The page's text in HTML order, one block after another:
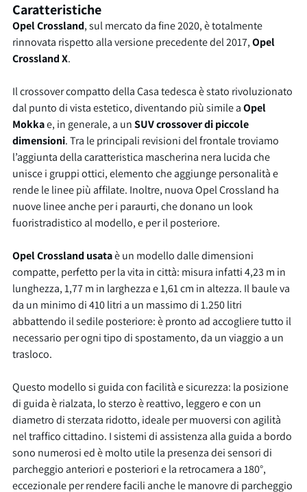
Caratteristiche
Opel Crossland, sul mercato da fine 2020, è totalmente
rinnovata rispetto alla versione precedente del 2017,Opel
Crossland X.
Il crossover compatto della Casa tedesca è stato rivoluzionato
dal punto di vista estetico, diventando più simile aOpel
Mokkae, in generale, a unSUV crossover di piccole
dimensioni. Tra le principali revisioni del frontale troviamo
l’aggiunta della caratteristica mascherina nera lucida che
unisce i gruppi ottici, elemento che aggiunge personalità e
rende le linee più affilate. Inoltre, nuova Opel Crossland ha
nuove linee anche per i paraurti, che donano un look
fuoristradistico al modello, e per il posteriore.
Opel Crossland usataè un modello dalle dimensioni
compatte, perfetto per la vita in città: misura infatti 4,23 m in
lunghezza, 1,77 m in larghezza e 1,61 cm in altezza. Il baule va
da un minimo di 410 litri a un massimo di 1.250 litri
abbattendo il sedile posteriore: è pronto ad accogliere tutto il
necessario per ogni tipo di spostamento, da un viaggio a un
trasloco.
Questo modello si guida con facilità e sicurezza: la posizione
di guida è rialzata, lo sterzo è reattivo, leggero e con un
diametro di sterzata ridotto, ideale per muoversi con agilità
nel traffico cittadino. I sistemi di assistenza alla guida a bordo
sono numerosi ed è molto utile la presenza dei sensori di
parcheggio anteriori e posteriori e la retrocamera a 180°,
eccezionale per rendere facili anche le manovre di parcheggio